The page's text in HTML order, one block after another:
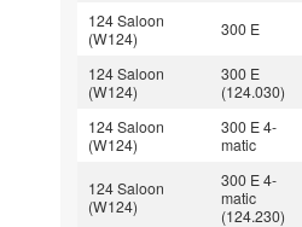
124 Saloon
(W124)
300 E
124 Saloon
(W124)
300 E
(124.030)
124 Saloon
(W124)
300 E 4-
matic
124 Saloon
(W124)
300 E 4-
matic
(124.230)